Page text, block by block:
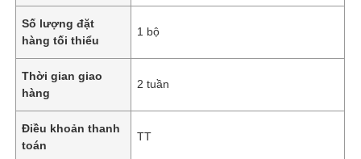
Số lượng đặt
hàng tối thiểu
1 bộ
Thời gian giao
hàng
2 tuần
Điều khoản thanh
toán
TT